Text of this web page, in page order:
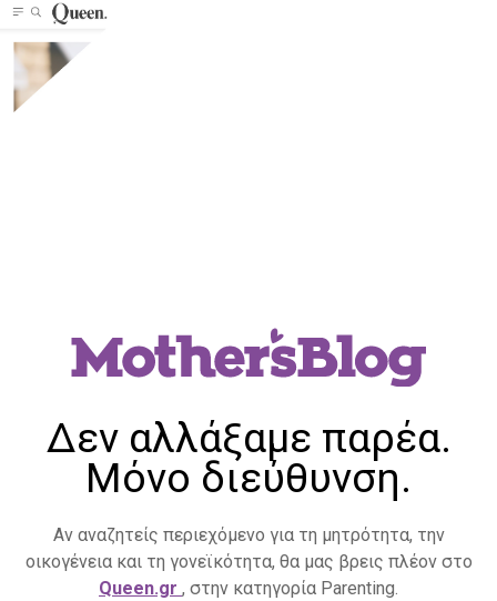
Δεν αλλάξαμε παρέα.
Μόνο διεύθυνση.
Αν αναζητείς περιεχόμενο για τη μητρότητα, την
οικογένεια και τη γονεϊκότητα, θα μας βρεις πλέον στο
Queen.gr , στην κατηγορία Parenting.